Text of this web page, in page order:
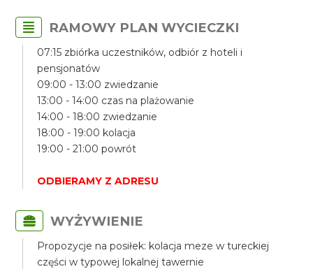
RAMOWY PLAN WYCIECZKI
07:15 zbiórka uczestników, odbiór z hoteli i
pensjonatów
09:00 - 13:00 zwiedzanie
13:00 - 14:00 czas na plażowanie
14:00 - 18:00 zwiedzanie
18:00 - 19:00 kolacja
19:00 - 21:00 powrót
ODBIERAMY Z ADRESU
WYŻYWIENIE
Propozycje na posiłek: kolacja meze w tureckiej
części w typowej lokalnej tawernie